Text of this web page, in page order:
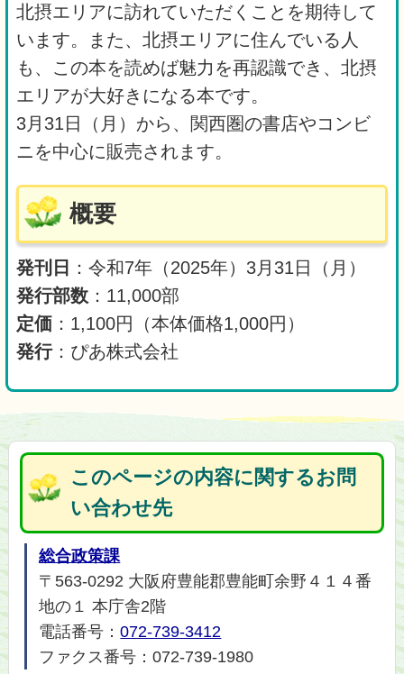
北摂エリアに訪れていただくことを期待して
います。また、北摂エリアに住んでいる人
も、この本を読めば魅力を再認識でき、北摂
エリアが大好きになる本です。
3月31日（月）から、関西圏の書店やコンビ
ニを中心に販売されます。
概要
発刊日
：令和7年（2025年）3月31日（月）
発行部数：11,000部
定価：1,100円（本体価格1,000円）
発行：ぴあ株式会社
このページの内容に関するお問
い合わせ先
総合政策課
〒563-0292 大阪府豊能郡豊能町余野４１４番
地の１ 本庁舎2階
電話番号：072-739-3412
ファクス番号：072-739-1980